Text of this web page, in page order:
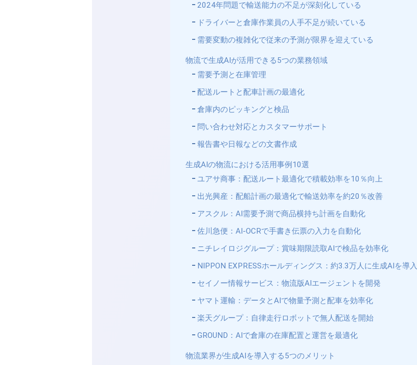
2024年問題で輸送能力の不足が深刻化している
ドライバーと倉庫作業員の人手不足が続いている
需要変動の複雑化で従来の予測が限界を迎えている
物流で生成AIが活用できる5つの業務領域
需要予測と在庫管理
配送ルートと配車計画の最適化
倉庫内のピッキングと検品
問い合わせ対応とカスタマーサポート
報告書や日報などの文書作成
生成AIの物流における活用事例10選
ユアサ商事：配送ルート最適化で積載効率を10％向上
出光興産：配船計画の最適化で輸送効率を約20％改善
アスクル：AI需要予測で商品横持ち計画を自動化
佐川急便：AI-OCRで手書き伝票の入力を自動化
ニチレイロジグループ：賞味期限読取AIで検品を効率化
NIPPON EXPRESSホールディングス：約3.3万人に生成AIを導入
セイノー情報サービス：物流版AIエージェントを開発
ヤマト運輸：データとAIで物量予測と配車を効率化
楽天グループ：自律走行ロボットで無人配送を開始
GROUND：AIで倉庫の在庫配置と運営を最適化
物流業界が生成AIを導入する5つのメリット